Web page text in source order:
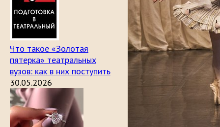
Что такое «Золотая
пятерка» театральных
вузов: как в них поступить
30.05.2026